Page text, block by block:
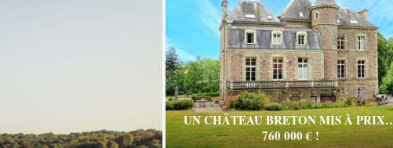
UN CHÂTEAU BRETON MIS À
760 000 € !